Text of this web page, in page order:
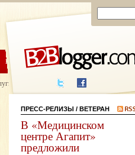
ЦЕНЫ ПОМОЩЬ
написания
ПРЕСС-РЕЛИЗЫ / ВЕТЕРАН
В «Медицинском
центре Агапит»
предложили